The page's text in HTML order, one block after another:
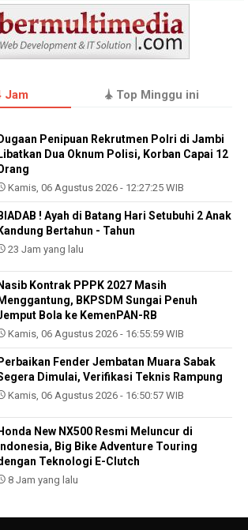
Jam Top Minggu ini
Dugaan Penipuan Rekrutmen Polri di Jambi
Libatkan Dua Oknum Polisi, Korban Capai 12
Kamis, 06 Agustus 2026 - 12:27:25 WIB
BIADAB ! Ayah di Batang Hari Setubuhi 2 Anak
Kandung Bertahun - Tahun
23 Jam yang lalu
Nasib Kontrak PPPK 2027 Masih
Menggantung, BKPSDM Sungai Penuh
Bola ke KemenPAN-RB
Kamis, 06 Agustus 2026 - 16:55:59 WIB
Perbaikan Fender Jembatan Muara Sabak
Dimulai, Verifikasi Teknis Rampung
Kamis, 06 Agustus 2026 - 16:50:57 WIB
Honda New NX500 Resmi Meluncur di
Indonesia, Big Bike Adventure Touring
Teknologi E-Clutch
8 Jam yang lalu